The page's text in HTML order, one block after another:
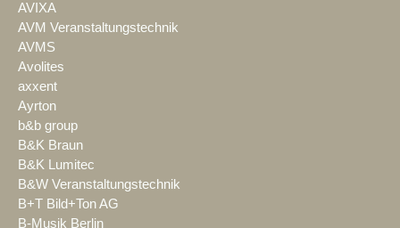
AVIXA
AVM Veranstaltungstechnik
AVMS
Avolites
axxent
Ayrton
b&b group
B&K Braun
B&K Lumitec
B&W Veranstaltungstechnik
B+T Bild+Ton AG
B-Musik Berlin